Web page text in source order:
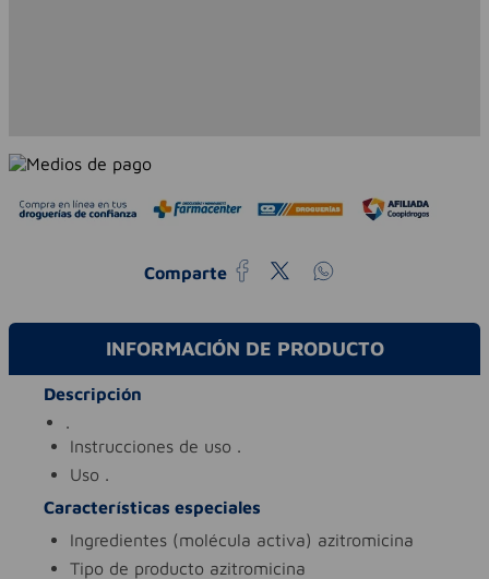
Comparte
INFORMACIÓN DE PRODUCTO
Descripción
.
instrucciones de uso .
uso .
Características especiales
ingredientes (molécula activa) azitromicina
tipo de producto azitromicina